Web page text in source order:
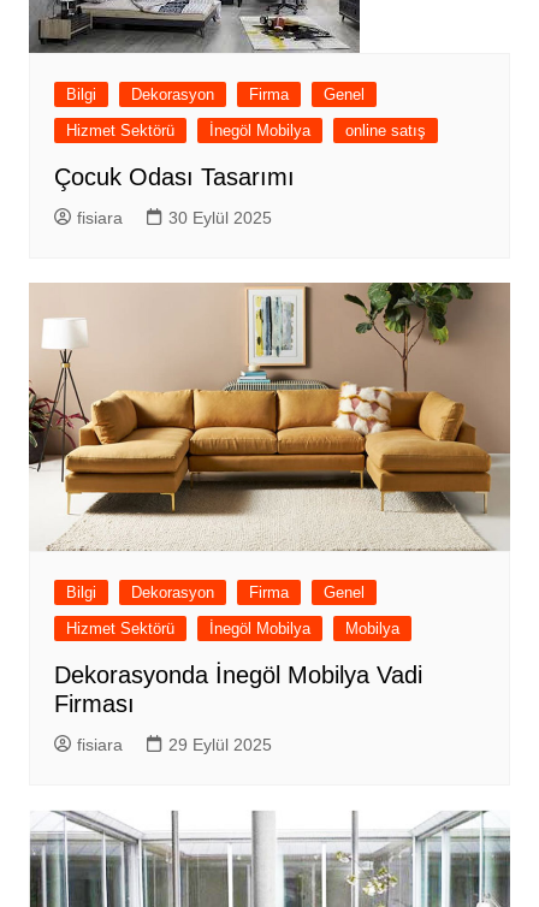
Bilgi Dekorasyon Firma
Genel
Hizmet Sektörü
İnegöl Mobilya online satış
Çocuk Odası Tasarımı
fisiara 30 Eylül 2025
Bilgi Dekorasyon Firma
Genel
Hizmet Sektörü
İnegöl Mobilya Mobilya
Dekorasyonda İnegöl Mobilya Vadi
Firması
fisiara 29 Eylül 2025